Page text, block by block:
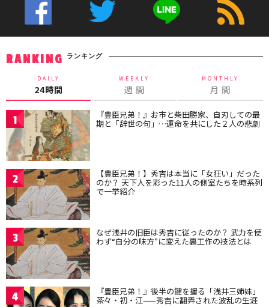
RANKING ランキング
DAILY
24時間
WEEKLY
週 間
MONTHLY
月 間
1 『豊臣兄弟！』お市と柴田勝家、自刃しての最
期と「辞世の句」…運命を共にした２人の悲劇
2 【豊臣兄弟！】秀吉は本当に「女狂い」だった
のか？ 天下人を彩った11人の側室たちを時系列
で一挙紹介
3 なぜ浅井の旧臣は秀吉に従ったのか？ 武力を使
わず“自分の味方”に変えた裏工作の技法とは
4 『豊臣兄弟！』後半の鍵を握る「浅井三姉妹」
茶々・初・江——秀吉に翻弄された波乱の生涯